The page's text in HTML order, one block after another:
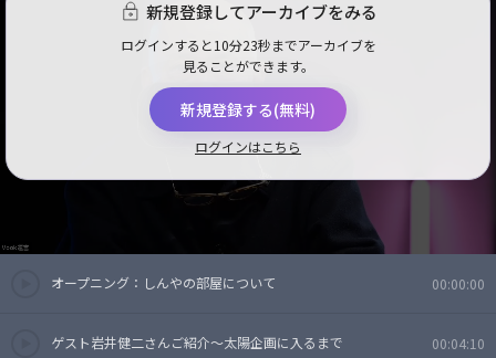
オープニング：しんやの部屋について 00:00:00
ゲスト岩井健二さんご紹介〜太陽企画に入るまで 00:04:10
アーカイブを視聴する
新規登録してアーカイブをみる
ログインすると10分23秒までアーカイブを
見ることができます。
新規登録する(無料)
ログインはこちら